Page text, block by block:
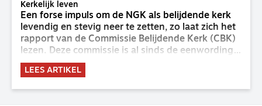
Kerkelijk leven
Een forse impuls om de NGK als belijdende kerk
levendig en stevig neer te zetten, zo laat zich het
rapport van de Commissie Belijdende Kerk (CBK)
lezen. Deze commissie is al sinds de eenwording
van de GKv en NGK actief en kreeg van de
synode van Deventer in 2023 de opdracht om
LEES ARTIKEL